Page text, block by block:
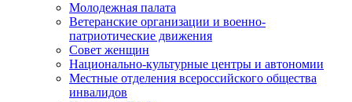
Молодежная палата
Ветеранские организации и военно-
патриотические движения
Совет женщин
Национально-культурные центры и автономии
Местные отделения всероссийского общества
инвалидов